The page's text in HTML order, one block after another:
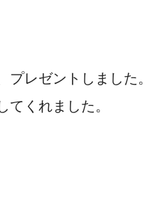
レゼントしました。
くれました。